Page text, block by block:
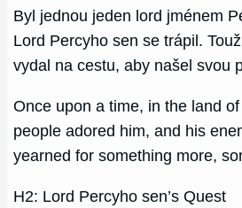
Byl jednou jeden lord jménem
Lord Percyho sen se trápil.
vydal na cestu, aby našel svou
Once upon a time, in the land
people adored him, and his
yearned for something more,
H2: Lord Percyho sen’s Quest